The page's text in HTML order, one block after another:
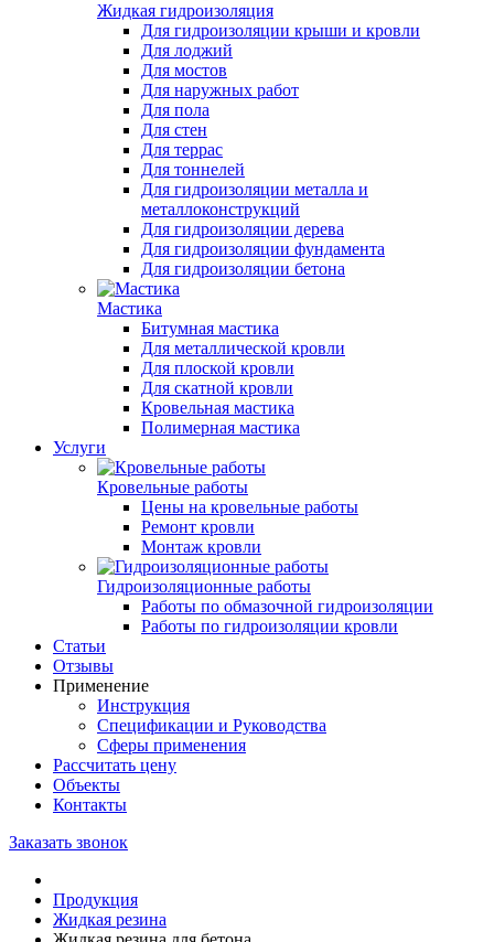
Жидкая гидроизоляция
Для гидроизоляции крыши и кровли
Для лоджий
Для мостов
Для наружных работ
Для пола
Для стен
Для террас
Для тоннелей
Для гидроизоляции металла и
металлоконструкций
Для гидроизоляции дерева
Для гидроизоляции фундамента
Для гидроизоляции бетона
Мастика
Битумная мастика
Для металлической кровли
Для плоской кровли
Для скатной кровли
Кровельная мастика
Полимерная мастика
Услуги
Кровельные работы
Цены на кровельные работы
Ремонт кровли
Монтаж кровли
Гидроизоляционные работы
Работы по обмазочной гидроизоляции
Работы по гидроизоляции кровли
Статьи
Отзывы
Применение
Инструкция
Спецификации и Руководства
Сферы применения
Рассчитать цену
Объекты
Контакты
Заказать звонок
Продукция
Жидкая резина